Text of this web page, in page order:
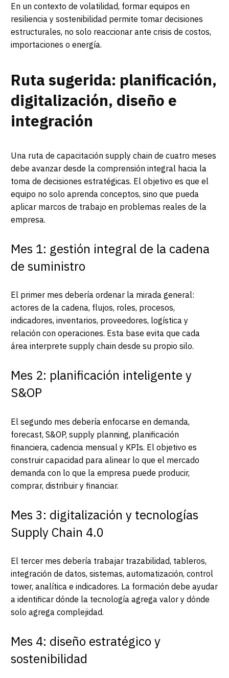
En un contexto de volatilidad, formar equipos en
resiliencia y sostenibilidad permite tomar decisiones
estructurales, no solo reaccionar ante crisis de costos,
importaciones o energía.
Ruta sugerida: planificación,
digitalización, diseño e
integración
Una ruta de capacitación supply chain de cuatro meses
debe avanzar desde la comprensión integral hacia la
toma de decisiones estratégicas. El objetivo es que el
equipo no solo aprenda conceptos, sino que pueda
aplicar marcos de trabajo en problemas reales de la
empresa.
Mes 1: gestión integral de la cadena
de suministro
El primer mes debería ordenar la mirada general:
actores de la cadena, flujos, roles, procesos,
indicadores, inventarios, proveedores, logística y
relación con operaciones. Esta base evita que cada
área interprete supply chain desde su propio silo.
Mes 2: planificación inteligente y
S&OP
El segundo mes debería enfocarse en demanda,
forecast, S&OP, supply planning, planificación
financiera, cadencia mensual y KPIs. El objetivo es
construir capacidad para alinear lo que el mercado
demanda con lo que la empresa puede producir,
comprar, distribuir y financiar.
Mes 3: digitalización y tecnologías
Supply Chain 4.0
El tercer mes debería trabajar trazabilidad, tableros,
integración de datos, sistemas, automatización, control
tower, analítica e indicadores. La formación debe ayudar
a identificar dónde la tecnología agrega valor y dónde
solo agrega complejidad.
Mes 4: diseño estratégico y
sostenibilidad